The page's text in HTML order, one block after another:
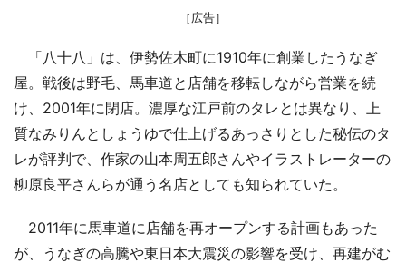
［広告］
「八十八」は、伊勢佐木町に1910年に創業したうなぎ
屋。戦後は野毛、馬車道と店舗を移転しながら営業を続
け、2001年に閉店。濃厚な江戸前のタレとは異なり、上
質なみりんとしょうゆで仕上げるあっさりとした秘伝のタ
レが評判で、作家の山本周五郎さんやイラストレーターの
柳原良平さんらが通う名店としても知られていた。
2011年に馬車道に店舗を再オープンする計画もあった
が、うなぎの高騰や東日本大震災の影響を受け、再建がむ